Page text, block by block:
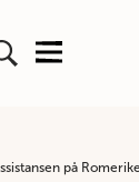
på Romerike